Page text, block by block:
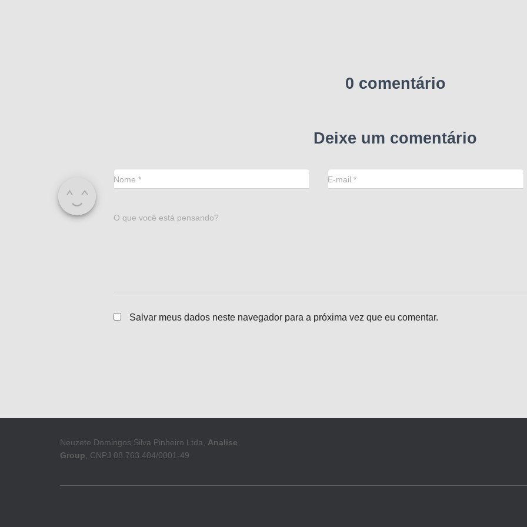
0 comentário
Deixe um comentário
Nome * E-mail *
O que você está pensando?
Salvar meus dados neste navegador para a próxima vez que eu comentar.
Neuzete Domingos Silva Pinheiro Ltda, Analise
Group , CNPJ 08.763.404/0001-49